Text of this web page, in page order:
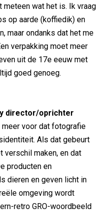
wat het is. Ik vraag
op aarde (koffiedik) en
maar ondanks dat het me
verpakking moet meer
uit de 17e eeuw met
goed genoeg.
director/oprichter
voor dat fotografie
Als dat gebeurt
verschil maken, en dat
producten en
dieren en geven licht in
omgeving wordt
retro GRO-woordbeeld